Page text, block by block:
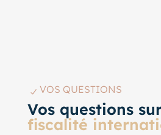
VOS QUESTIONS
Vos questions
fiscalité